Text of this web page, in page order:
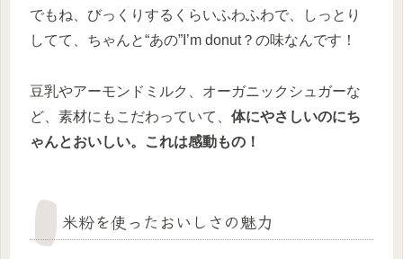
でもね、びっくりするくらいふわふわで、しっとり
してて、ちゃんと“あの”I’m donut？の味なんです！
豆乳やアーモンドミルク、オーガニックシュガーな
ど、素材にもこだわっていて、 体にやさしいのにち
ゃんとおいしい。これは感動もの！
米粉を使ったおいしさの魅力